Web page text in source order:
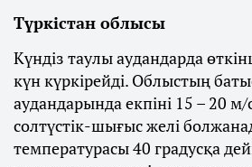
Түркістан облысы
Күндіз таулы аудандарда
күн күркірейді. Облыстың
аудандарында екпіні 15 – 20 м/
солтүстік-шығыс желі
температурасы 40 градусқа